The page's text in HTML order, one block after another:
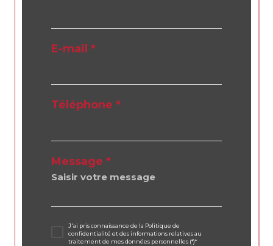
E-mail *
Téléphone *
Message *
J'ai pris connaissance de la Politique de
confidentialité et des informations relatives au
traitement de mes données personnelles (*)*